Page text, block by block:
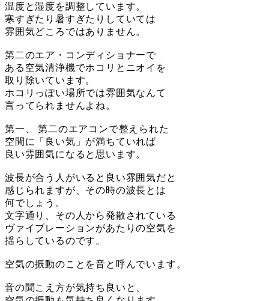
温度と湿度を調整しています。
寒すぎたり暑すぎたりしていては
雰囲気どころではありません。
第二のエア・コンディショナーで
ある空気清浄機でホコリとニオイを
取り除いています。
ホコリっぽい場所では雰囲気なんて
言ってられませんよね。
第一、 第二のエアコンで整えられた
空間に「良い気」が満ちていれば
良い雰囲気になると思います。
波長が合う人がいると良い雰囲気だと
感じられますが、その時の波長とは
何でしょう。
文字通り、その人から発散されている
ヴァイブレーションがあたりの空気を
揺らしているのです。
空気の振動のことを音と呼んでいます。
音の聞こえ方が気持ち良いと、